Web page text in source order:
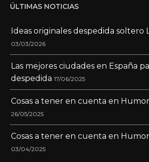
ÚLTIMAS NOTICIAS
Ideas originales despedida soltero
03/03/2026
Las mejores ciudades en España
despedida 17/06/2025
Cosas a tener en cuenta en
26/05/2025
Cosas a tener en cuenta en
03/04/2025